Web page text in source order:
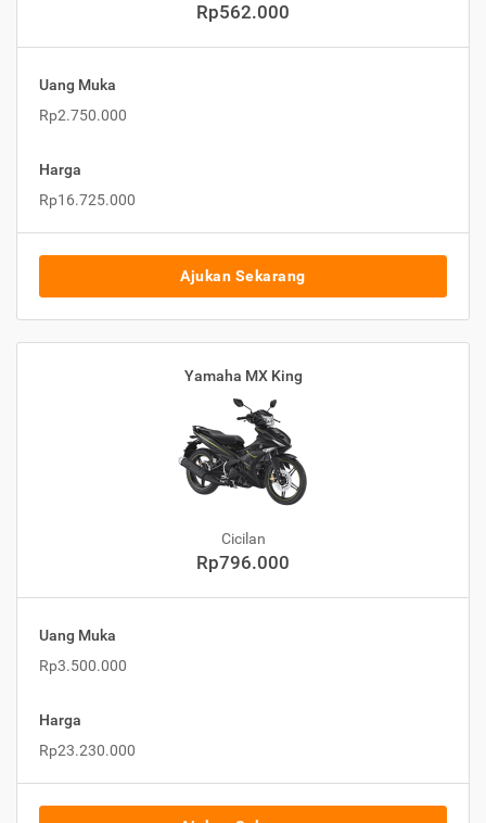
Rp562.000
Uang Muka
Rp2.750.000
Harga
Rp16.725.000
Ajukan Sekarang
Yamaha MX King
Cicilan
Rp796.000
Uang Muka
Rp3.500.000
Harga
Rp23.230.000